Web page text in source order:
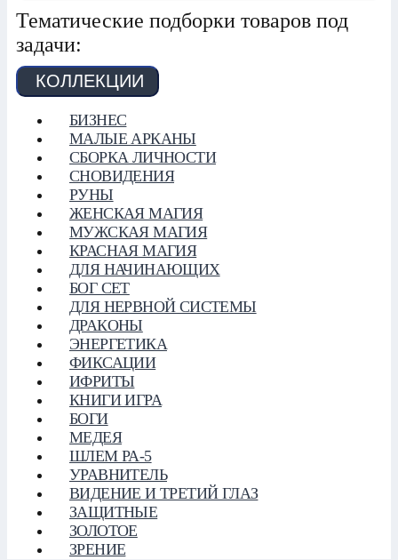
Тематические подборки товаров под
задачи:
КОЛЛЕКЦИИ
БИЗНЕС
МАЛЫЕ АРКАНЫ
СБОРКА ЛИЧНОСТИ
СНОВИДЕНИЯ
РУНЫ
ЖЕНСКАЯ МАГИЯ
МУЖСКАЯ МАГИЯ
КРАСНАЯ МАГИЯ
ДЛЯ НАЧИНАЮЩИХ
БОГ СЕТ
ДЛЯ НЕРВНОЙ СИСТЕМЫ
ДРАКОНЫ
ЭНЕРГЕТИКА
ФИКСАЦИИ
ИФРИТЫ
КНИГИ ИГРА
БОГИ
МЕДЕЯ
ШЛЕМ РА-5
УРАВНИТЕЛЬ
ВИДЕНИЕ И ТРЕТИЙ ГЛАЗ
ЗАЩИТНЫЕ
ЗОЛОТОЕ
ЗРЕНИЕ